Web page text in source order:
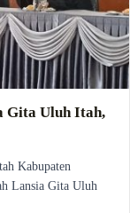
Gita Uluh Itah,
Kabupaten
Lansia Gita Uluh